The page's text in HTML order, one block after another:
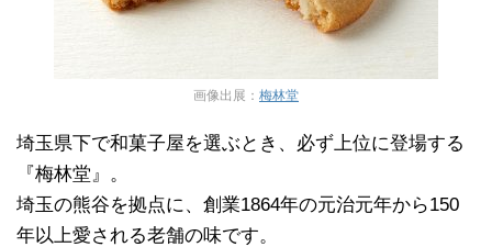
画像出展： 梅林堂
埼玉県下で和菓子屋を選ぶとき、必ず上位に登場する
『梅林堂』。
埼玉の熊谷を拠点に、創業1864年の元治元年から150
年以上愛される老舗の味です。